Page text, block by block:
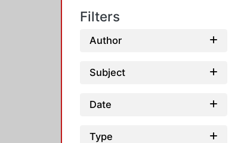
Filters
Author
Subject
Date
Type